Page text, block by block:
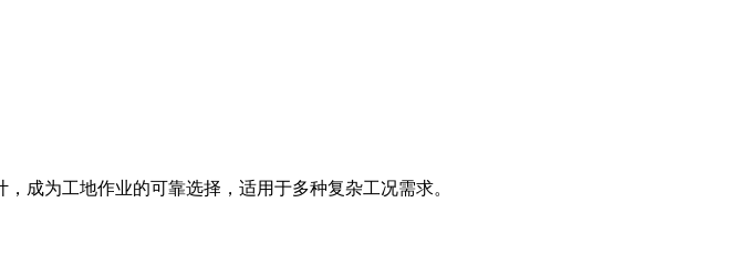
成为工地作业的可靠选择，适用于多种复杂工况需求。